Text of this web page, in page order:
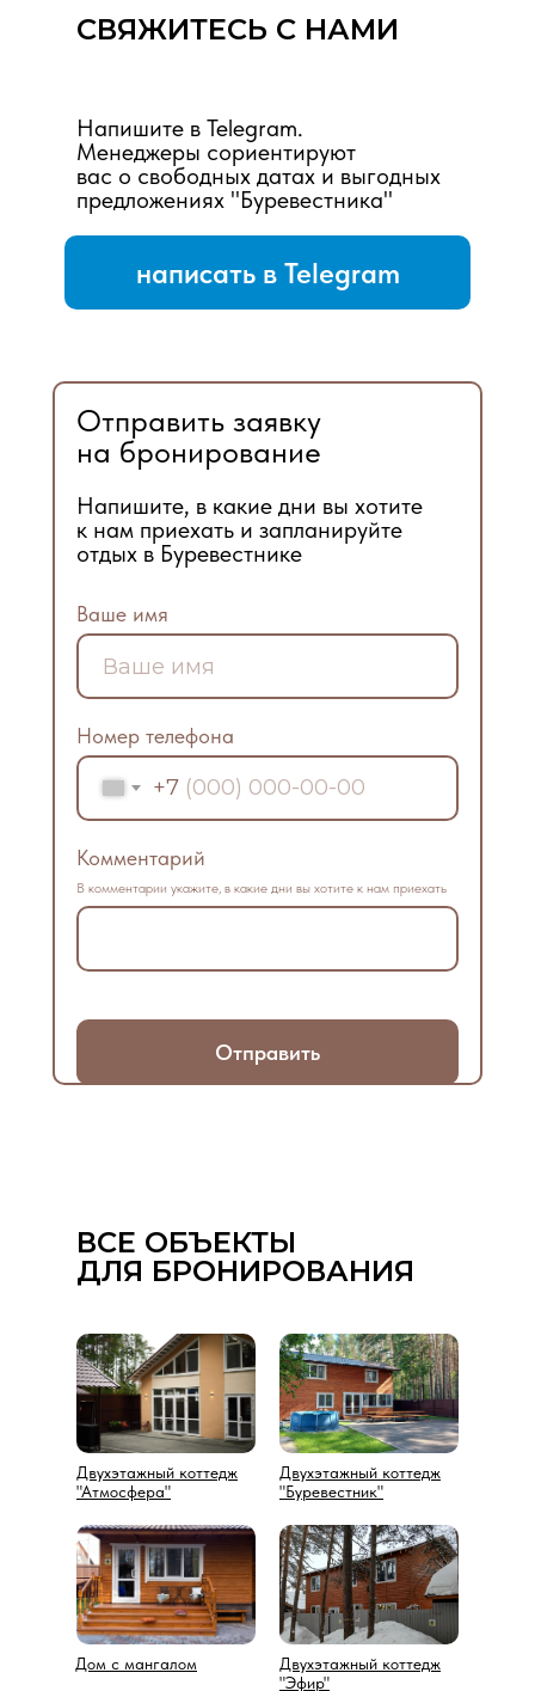
СВЯЖИТЕСЬ С НАМИ
Отправить заявку
на бронирование
написать в Telegram
Напишите в Telegram.
Менеджеры сориентируют
вас о свободных датах и выгодных
предложениях "Буревестника"
Напишите, в какие дни вы хотите
к нам приехать и запланируйте
отдых в Буревестнике
Ваше имя
Номер телефона
+7
Комментарий
В комментарии укажите, в какие дни вы хотите к нам приехать
Отправить
Двухэтажный коттедж
"Эфир"
Дом с мангалом
Двухэтажный коттедж
"Буревестник"
Двухэтажный коттедж
"Атмосфера"
ВСЕ ОБЪЕКТЫ
ДЛЯ БРОНИРОВАНИЯ